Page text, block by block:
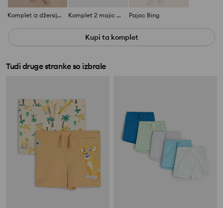
Komplet iz džersija Bing Komplet 2 majic Bing Pajac Bing
Kupi ta komplet
Tudi druge stranke so izbrale